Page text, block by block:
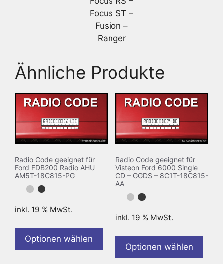
Focus ST –
Fusion –
Ranger
Ähnliche Produkte
Radio Code geeignet für
Ford FDB200 Radio AHU
AM5T-18C815-PG
inkl. 19 % MwSt.
Optionen wählen
Radio Code geeignet für
Visteon Ford 6000 Single
CD – GGDS – 8C1T-18C815-
AA
inkl. 19 % MwSt.
Optionen wählen